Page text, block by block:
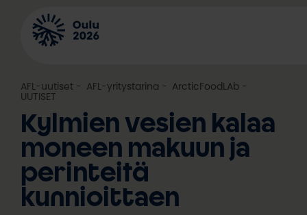
sisältöön
AFL-uutiset AFL-yritystarina ArcticFoodLAb
UUTISET
Kylmien vesien kalaa
moneen makuun ja
perinteitä
kunnioittaen